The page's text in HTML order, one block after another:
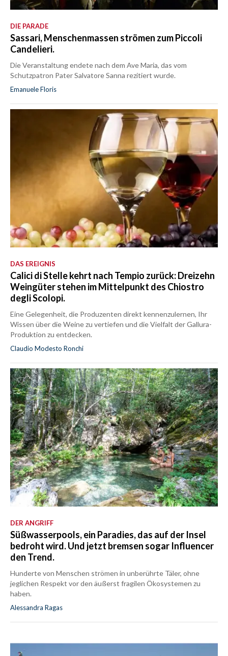
DIE PARADE
Sassari, Menschenmassen strömen zum Piccoli
Candelieri.
Die Veranstaltung endete nach dem Ave Maria, das vom
Schutzpatron Pater Salvatore Sanna rezitiert wurde.
Emanuele Floris
DAS EREIGNIS
Calici di Stelle kehrt nach Tempio zurück: Dreizehn
Weingüter stehen im Mittelpunkt des Chiostro
degli Scolopi.
Eine Gelegenheit, die Produzenten direkt kennenzulernen, Ihr
Wissen über die Weine zu vertiefen und die Vielfalt der Gallura-
Produktion zu entdecken.
Claudio Modesto Ronchi
DER ANGRIFF
Süßwasserpools, ein Paradies, das auf der Insel
bedroht wird. Und jetzt bremsen sogar Influencer
den Trend.
Hunderte von Menschen strömen in unberührte Täler, ohne
jeglichen Respekt vor den äußerst fragilen Ökosystemen zu
haben.
Alessandra Ragas